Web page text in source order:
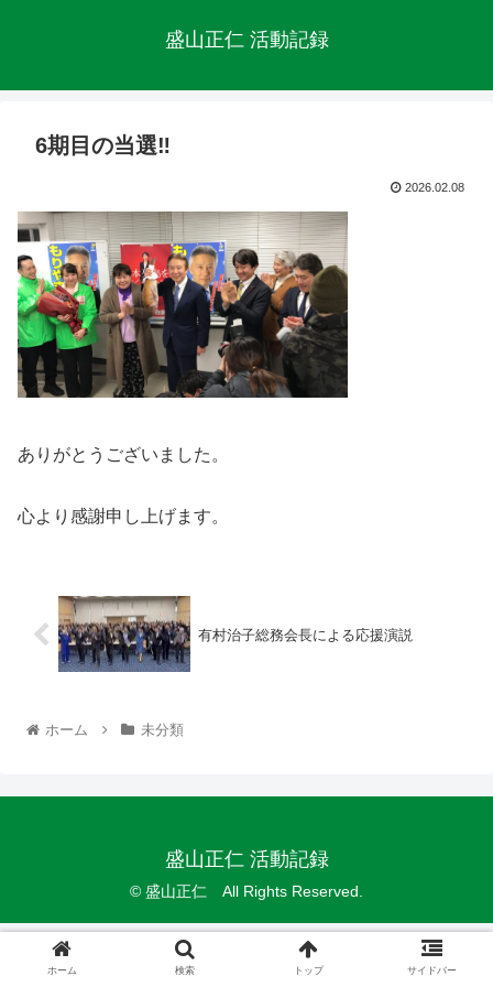
盛山正仁 活動記録
6期目の当選‼
2026.02.08
ありがとうございました。
心より感謝申し上げます。
有村治子総務会長による応援演説
ホーム 未分類
盛山正仁 活動記録
© 盛山正仁 All Rights Reserved.
ホーム 検索 トップ サイドバー